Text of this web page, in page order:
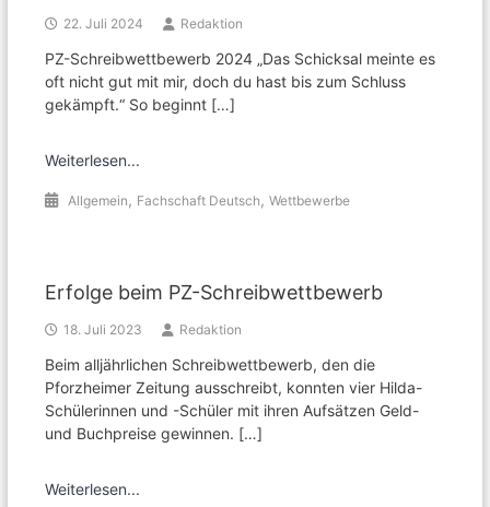
22. Juli 2024 Redaktion
PZ-Schreibwettbewerb 2024 „Das Schicksal meinte es
oft nicht gut mit mir, doch du hast bis zum Schluss
gekämpft.“ So beginnt […]
Weiterlesen...
Allgemein , Fachschaft Deutsch ,Wettbewerbe
Erfolge beim PZ-Schreibwettbewerb
18. Juli 2023 Redaktion
Beim alljährlichen Schreibwettbewerb, den die
Pforzheimer Zeitung ausschreibt, konnten vier Hilda-
Schülerinnen und -Schüler mit ihren Aufsätzen Geld-
und Buchpreise gewinnen. […]
Weiterlesen...